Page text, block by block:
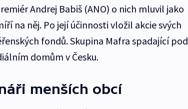
Andrej Babiš (ANO) o nich mluvil jako
na něj. Po její účinnosti vložil akcie svých
fondů. Skupina Mafra spadající pod
domům v Česku.
menších obcí